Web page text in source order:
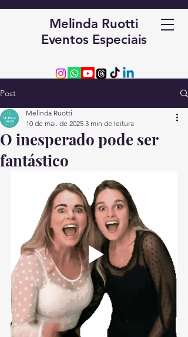
Melinda Ruotti
Eventos Especiais
Post
O inesperado pode ser
fantástico
Melinda Ruotti
10 de mai. de 2025 3 min de leitura